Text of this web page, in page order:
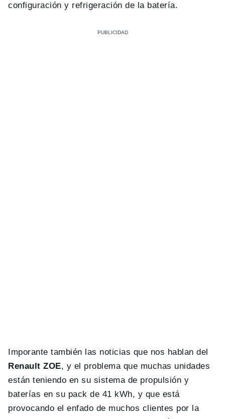
configuración y refrigeración de la batería.
Imporante también las noticias que nos hablan del
Renault ZOE, y el problema que muchas unidades
están teniendo en su sistema de propulsión y
baterías en su pack de 41 kWh, y que está
provocando el enfado de muchos clientes por la